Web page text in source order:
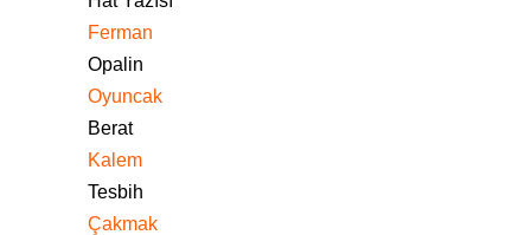
Ferman
Opalin
Oyuncak
Berat
Kalem
Tesbih
Çakmak